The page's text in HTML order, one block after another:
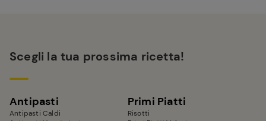
Scegli la tua prossima ricetta!
Antipasti
Antipasti Caldi
Primi Piatti
Risotti